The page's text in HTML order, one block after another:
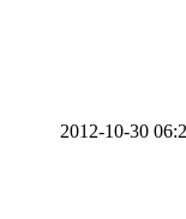
2012-10-30